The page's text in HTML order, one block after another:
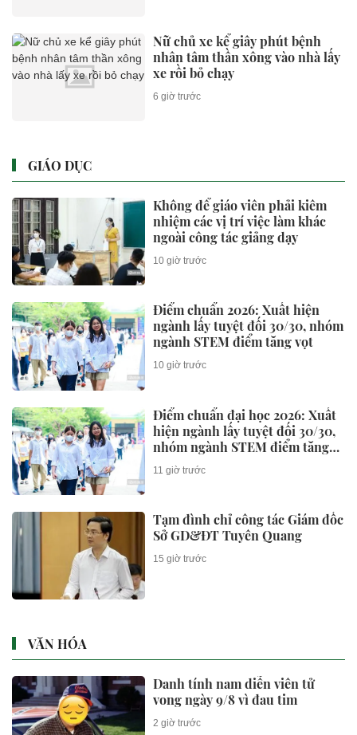
Nữ chủ xe kể giây phút bệnh
nhân tâm thần xông vào nhà lấy
xe rồi bỏ chạy
6 giờ trước
GIÁO DỤC
Không để giáo viên phải kiêm
nhiệm các vị trí việc làm khác
ngoài công tác giảng dạy
10 giờ trước
Điểm chuẩn 2026: Xuất hiện
ngành lấy tuyệt đối 30/30, nhóm
ngành STEM điểm tăng vọt
10 giờ trước
Điểm chuẩn đại học 2026: Xuất
hiện ngành lấy tuyệt đối 30/30,
nhóm ngành STEM điểm tăng
vọt
11 giờ trước
Tạm đình chỉ công tác Giám đốc
Sở GD&ĐT Tuyên Quang
15 giờ trước
VĂN HÓA
Danh tính nam diễn viên tử
vong ngày 9/8 vì đau tim
2 giờ trước